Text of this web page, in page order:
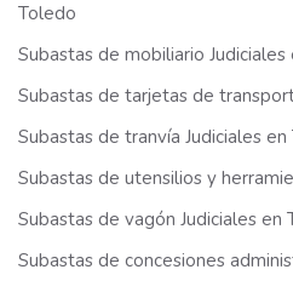
Toledo
Subastas de mobiliario Judiciales
Subastas de tarjetas de
Subastas de tranvía Judiciales
Subastas de utensilios y
Subastas de vagón Judiciales en
Subastas de concesiones